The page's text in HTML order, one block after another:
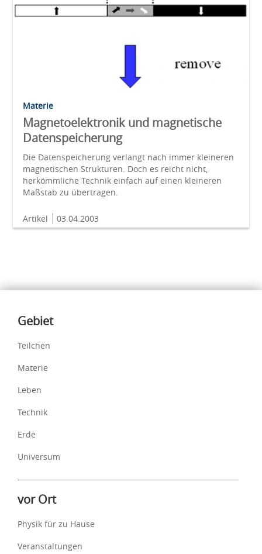
Materie
Magnetoelektronik und magnetische
Datenspeicherung
Die Datenspeicherung verlangt nach immer kleineren
magnetischen Strukturen. Doch es reicht nicht,
herkömmliche Technik einfach auf einen kleineren
Maßstab zu übertragen.
Artikel 03.04.2003
Inhalte
Gebiet
Teilchen
Materie
Leben
Technik
Erde
Universum
vor Ort
Physik für zu Hause
Veranstaltungen